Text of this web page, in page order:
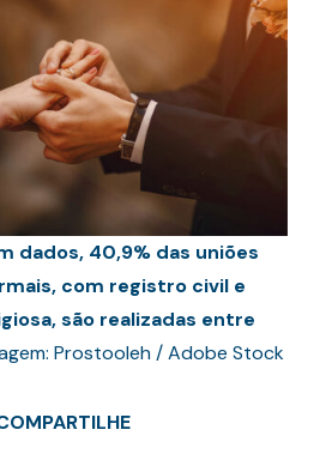
dados, 40,9% das uniões
com registro civil e
são realizadas entre
Prostooleh / Adobe Stock